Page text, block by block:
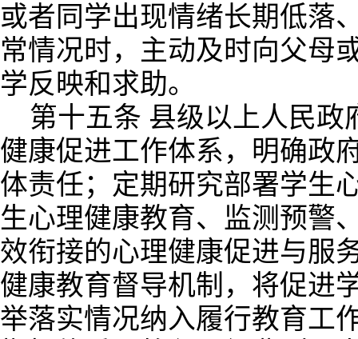
或者同学出现情绪长期低落
常情况时，主动及时向父母
学反映和求助。
第十五条 县级以上人民
健康促进工作体系，明确政
体责任；定期研究部署学生
生心理健康教育、监测预警
效衔接的心理健康促进与服
健康教育督导机制，将促进
举落实情况纳入履行教育工